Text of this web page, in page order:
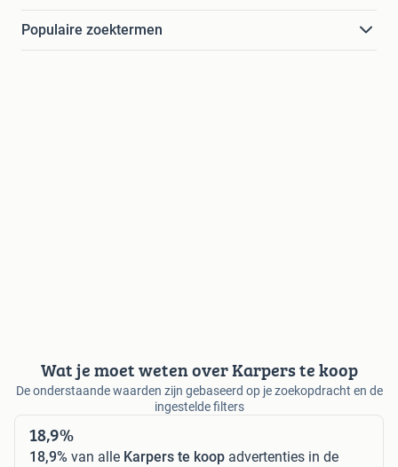
Populaire zoektermen
Wat je moet weten over Karpers te koop
De onderstaande waarden zijn gebaseerd op je zoekopdracht en de
ingestelde filters
18,9%
18,9% van alle Karpers te koop advertenties in de